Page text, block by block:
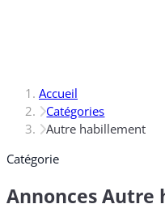
Accueil
Catégories
Autre habillement
Catégorie
Annonces